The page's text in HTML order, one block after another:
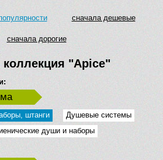
сначала дешевые
сначала дорогие
коллекция "Apice"
штанги
Душевые системы
души и наборы